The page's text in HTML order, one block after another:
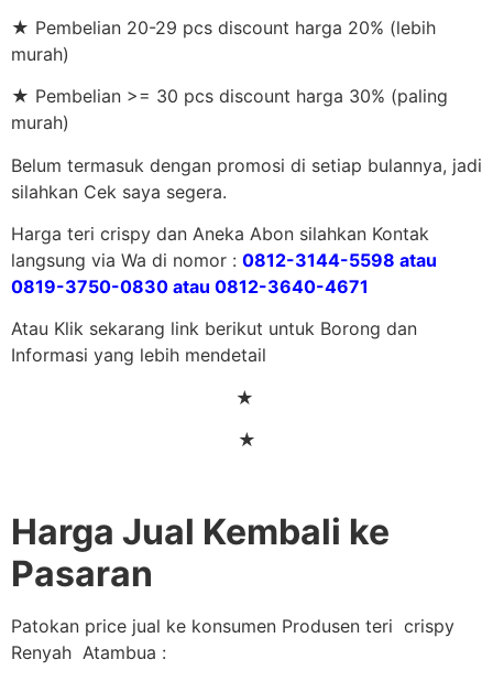
★ Pembelian 20-29 pcs discount harga 20% (lebih
murah)
★ Pembelian >= 30 pcs discount harga 30% (paling
murah)
Belum termasuk dengan promosi di setiap bulannya, jadi
silahkan Cek saya segera.
Harga teri crispy dan Aneka Abon silahkan Kontak
langsung via Wa di nomor : 0812-3144-5598 atau
0819-3750-0830 atau 0812-3640-4671
Atau Klik sekarang link berikut untuk Borong dan
Informasi yang lebih mendetail
★
★
Harga Jual Kembali ke
Pasaran
Patokan price jual ke konsumen Produsen teri crispy
Renyah Atambua :